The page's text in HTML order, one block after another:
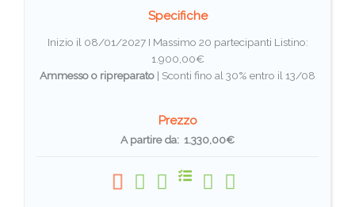
Specifiche
Inizio il 08/01/2027 I Massimo 20 partecipanti Listino:
1.900,00€
Ammesso o ripreparato | Sconti fino al 30% entro il 13/08
Prezzo
A partire da: 1.330,00€